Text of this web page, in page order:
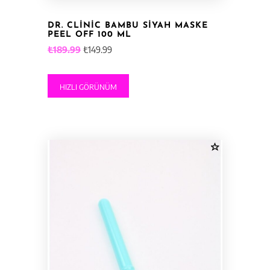
DR. CLINIC BAMBU SIYAH MASKE
PEEL OFF 100 ML
₺189.99 Orijinal
₺149.99Şu
HIZLI GÖRÜNÜM